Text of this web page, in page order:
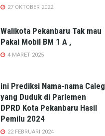
27 OKTOBER 2022
Walikota Pekanbaru Tak mau
Pakai Mobil BM 1 A ,
4 MARET 2025
ini Prediksi Nama-nama Caleg
yang Duduk di Parlemen
DPRD Kota Pekanbaru Hasil
Pemilu 2024
22 FEBRUARI 2024